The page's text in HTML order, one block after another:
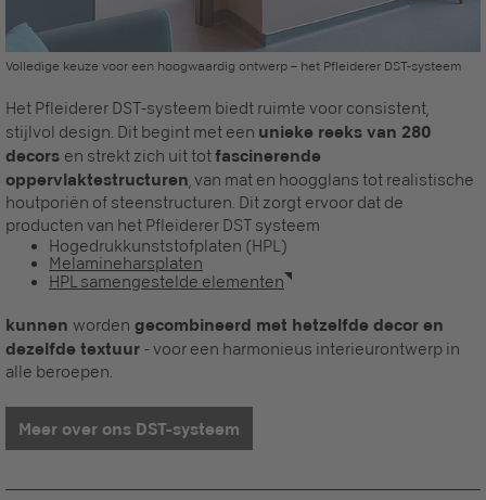
Volledige keuze voor een hoogwaardig ontwerp – het Pfleiderer DST-systeem
Het Pfleiderer DST-systeem biedt ruimte voor consistent,
stijlvol design. Dit begint met een unieke reeks van 280
decors en strekt zich uit totfascinerende
oppervlaktestructuren, van mat en hoogglans tot realistische
houtporiën of steenstructuren. Dit zorgt ervoor dat de
producten van het Pfleiderer DST systeem
Hogedrukkunststofplaten (HPL)
Melamineharsplaten
HPL samengestelde elementen
kunnen worden gecombineerd met hetzelfde decor en
dezelfde textuur - voor een harmonieus interieurontwerp in
alle beroepen.
Meer over ons DST-systeem